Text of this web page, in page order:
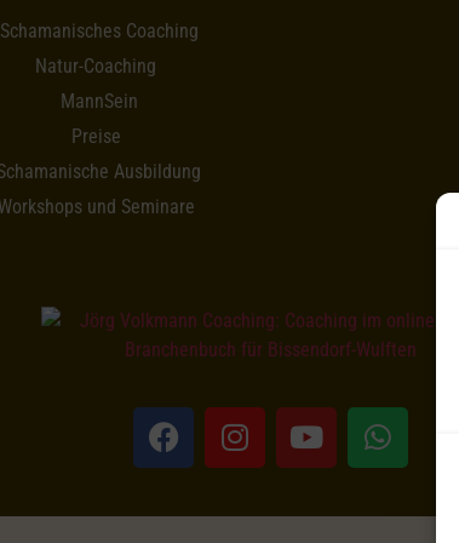
Schamanisches Coaching
Natur-Coaching
MannSein
Preise
Ausbildung
und Seminare